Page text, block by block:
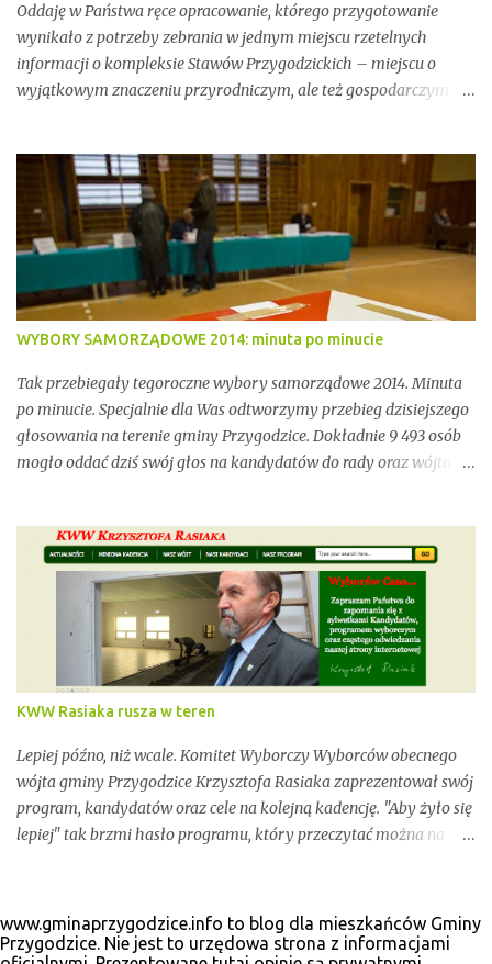
Oddaję w Państwa ręce opracowanie, którego przygotowanie
wynikało z potrzeby zebrania w jednym miejscu rzetelnych
informacji o kompleksie Stawów Przygodzickich – miejscu o
wyjątkowym znaczeniu przyrodniczym, ale też gospodarczym i
elementem ekosystemu Doliny Baryczy. W ostatnich latach stały
się jednak również przedmiotem konfliktów, napięć i realnych
zagrożeń związanych z brakiem ciągłości dzierżawy oraz
niewystarczającym wsparciem instytucjonalnym.
WYBORY SAMORZĄDOWE 2014: minuta po minucie
Tak przebiegały tegoroczne wybory samorządowe 2014. Minuta
po minucie. Specjalnie dla Was odtworzymy przebieg dzisiejszego
głosowania na terenie gminy Przygodzice. Dokładnie 9 493 osób
mogło oddać dziś swój głos na kandydatów do rady oraz wójta.
uważać. Incydentów podczas głosowania nie brakowało.
Wszystko zawarte zostanie w poniższym kalendarium.
Zaczynamy! Wystarczy, że odświeżysz stronę, a kolejne newsy
pojawią się w tym poście. Pozostańmy w stałym kontakcie.
KWW Rasiaka rusza w teren
Lepiej późno, niż wcale. Komitet Wyborczy Wyborców obecnego
wójta gminy Przygodzice Krzysztofa Rasiaka zaprezentował swój
program, kandydatów oraz cele na kolejną kadencję. "Aby żyło się
lepiej" tak brzmi hasło programu, który przeczytać można na
mijającej kadencji 2010-2014, wcześniej był członkiem zarządu
powiatu ostrowskiego i wicestarostą. Wśród kandydatów na
www.gminaprzygodzice.info to blog dla mieszkańców Gminy
Przygodzice. Nie jest to urzędowa strona z informacjami